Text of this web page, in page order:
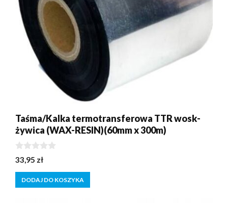
Taśma/Kalka termotransferowa TTR wosk-
żywica (WAX-RESIN)(60mm x 300m)
0
z
5
33,95 zł
DODAJ DO KOSZYKA